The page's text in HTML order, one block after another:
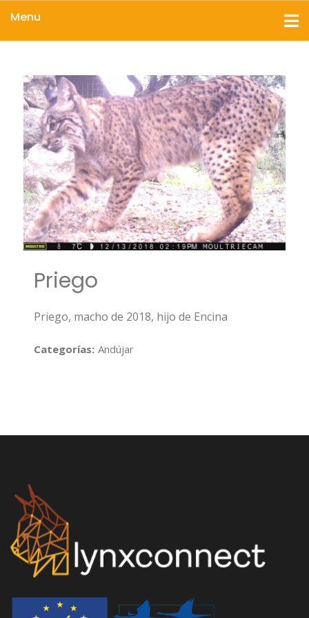
Menu
Priego
Priego, macho de 2018, hijo de Encina
Categorías: Andújar